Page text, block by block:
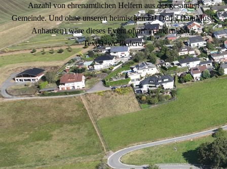
Anzahl von ehrenamtlichen Helfern aus der gesamten
Gemeinde. Und ohne unseren heimischen DJ Detlef (FunMusik
Anhausen) wäre dieses Event ohnehin undenkbar".
Text: Uwe Lederer